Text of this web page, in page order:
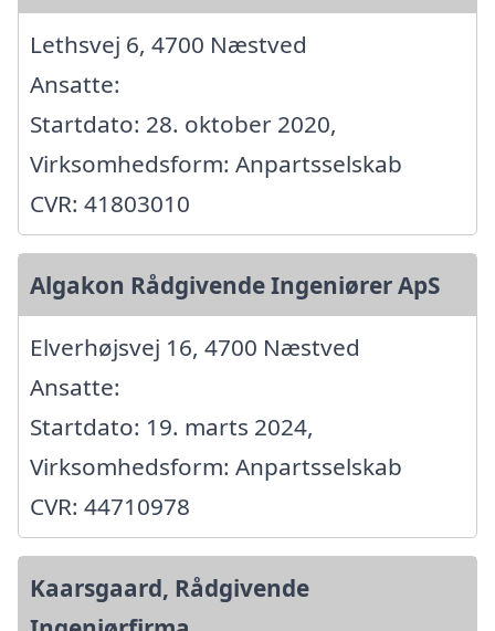
Lethsvej 6, 4700 Næstved
Ansatte:
Startdato: 28. oktober 2020,
Virksomhedsform: Anpartsselskab
CVR: 41803010
Algakon Rådgivende Ingeniører ApS
Elverhøjsvej 16, 4700 Næstved
Ansatte:
Startdato: 19. marts 2024,
Virksomhedsform: Anpartsselskab
CVR: 44710978
Kaarsgaard, Rådgivende